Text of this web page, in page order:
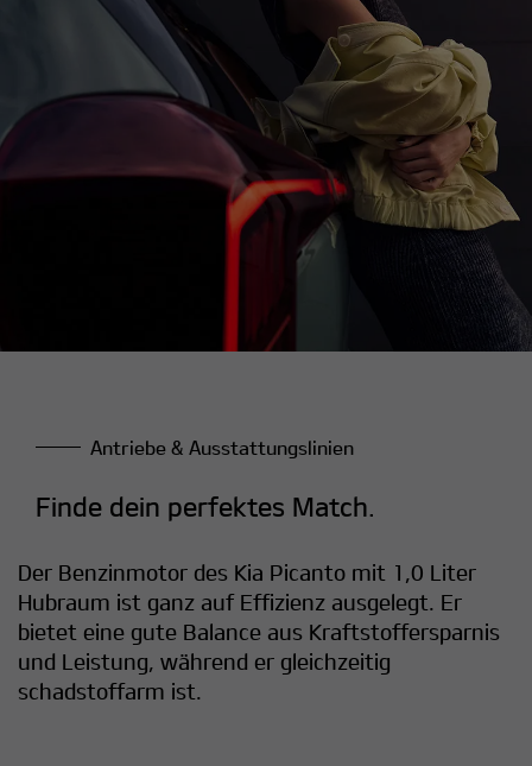
Antriebe & Ausstattungslinien
Finde dein perfektes Match.
Der Benzinmotor des Kia Picanto mit 1,0 Liter
Hubraum ist ganz auf Effizienz ausgelegt. Er
bietet eine gute Balance aus Kraftstoffersparnis
und Leistung, während er gleichzeitig
schadstoffarm ist.